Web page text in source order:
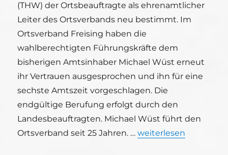
(THW) der Ortsbeauftragte als ehrenamtlicher
Leiter des Ortsverbands neu bestimmt. Im
Ortsverband Freising haben die
wahlberechtigten Führungskräfte dem
bisherigen Amtsinhaber Michael Wüst erneut
ihr Vertrauen ausgesprochen und ihn für eine
sechste Amtszeit vorgeschlagen. Die
endgültige Berufung erfolgt durch den
Landesbeauftragten. Michael Wüst führt den
Ortsverband seit 25 Jahren. …„THW Freising wählt
weiterlesen